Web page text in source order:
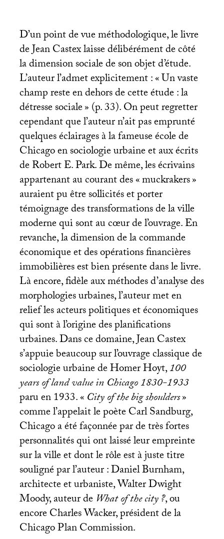
D’un point de vue méthodologique, le livre
de Jean Castex laisse délibérément de côté
la dimension sociale de son objet d’étude.
L’auteur l’admet explicitement : «Un vaste
champ reste en dehors de cette étude : la
détresse sociale» (p. 33). On peut regretter
cependant que l’auteur n’ait pas emprunté
quelques éclairages à la fameuse école de
Chicago en sociologie urbaine et aux écrits
de Robert E. Park. De même, les écrivains
appartenant au courant des «muckrakers»
auraient pu être sollicités et porter
témoignage des transformations de la ville
moderne qui sont au cœur de l’ouvrage. En
revanche, la dimension de la commande
économique et des opérations financières
immobilières est bien présente dans le livre.
Là encore, fidèle aux méthodes d’analyse des
morphologies urbaines, l’auteur met en
relief les acteurs politiques et économiques
qui sont à l’origine des planifications
urbaines. Dans ce domaine, Jean Castex
s’appuie beaucoup sur l’ouvrage classique de
sociologie urbaine de Homer Hoyt,100
years of land value in Chicago 1830-1933
paru en 1933. «City of the big shoulders»
comme l’appelait le poète Carl Sandburg,
Chicago a été façonnée par de très fortes
personnalités qui ont laissé leur empreinte
sur la ville et dont le rôle est à juste titre
souligné par l’auteur : Daniel Burnham,
architecte et urbaniste, Walter Dwight
Moody, auteur de What of the city?, ou
encore Charles Wacker, président de la
Chicago Plan Commission.